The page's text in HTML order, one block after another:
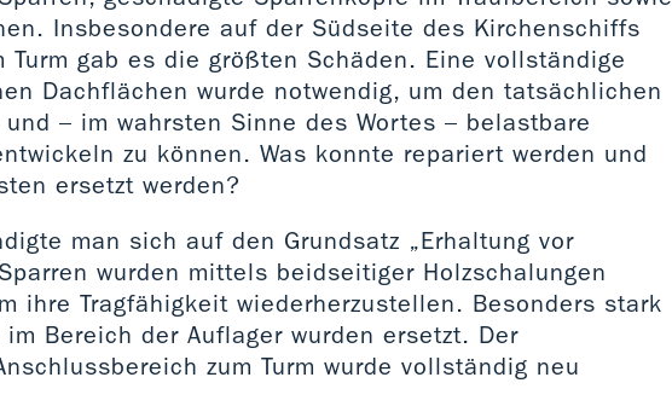
Insbesondere auf der Südseite des Kirchenschiffs
Turm gab es die größten Schäden. Eine vollständige
Dachflächen wurde notwendig, um den tatsächlichen
– im wahrsten Sinne des Wortes – belastbare
zu können. Was konnte repariert werden und
ersetzt werden?
man sich auf den Grundsatz „Erhaltung vor
wurden mittels beidseitiger Holzschalungen
ihre Tragfähigkeit wiederherzustellen. Besonders stark
Bereich der Auflager wurden ersetzt. Der
zum Turm wurde vollständig neu